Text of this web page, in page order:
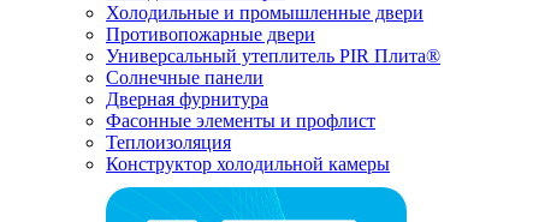
Холодильные и промышленные двери
Противопожарные двери
Универсальный утеплитель PIR Плита®
Солнечные панели
Дверная фурнитура
Фасонные элементы и профлист
Теплоизоляция
Конструктор холодильной камеры